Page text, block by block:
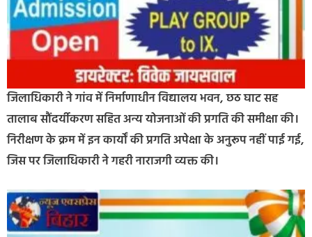
जिलाधिकारी ने गांव में निर्माणाधीन विद्यालय भवन, छठ घाट सह
तालाब सौंदर्यीकरण सहित अन्य योजनाओं की प्रगति की समीक्षा की।
निरीक्षण के क्रम में इन कार्यों की प्रगति अपेक्षा के अनुरूप नहीं पाई गई,
जिस पर जिलाधिकारी ने गहरी नाराजगी व्यक्त की।